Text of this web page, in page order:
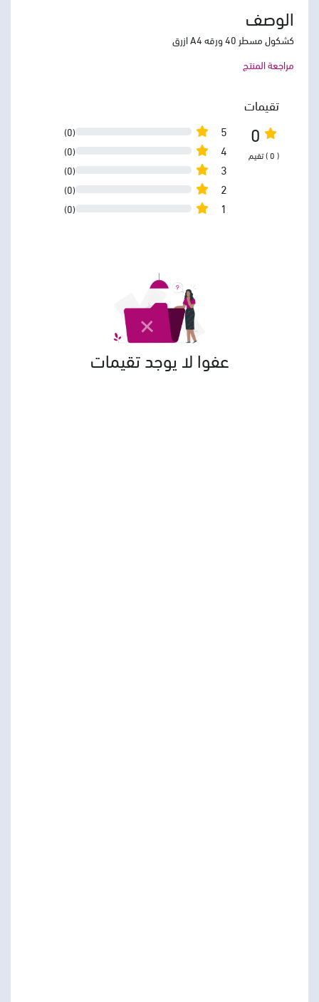
الوصف
كشكول مسطر 40 ورقه A4 ازرق
مراجعة المنتج
تقيمات
0
( 0 ) تقيم
5
(0)
4
(0)
3
(0)
2
(0)
1
(0)
عفوا لا يوجد تقيمات